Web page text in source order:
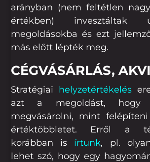
arányban (nem feltétlen
értékben) invesztáltak
megoldásokba és ezt
más előtt lépték meg.
CÉGVÁSÁRLÁS,
Stratégiai helyzetértékelés
azt a megoldást, hogy
megvásárolni, mint
értéktöbbletet. Erről a
korábban is írtunk, pl.
lehet szó, hogy egy